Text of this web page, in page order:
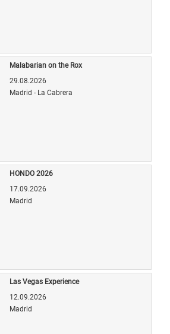
Malabarian on the Rox
29.08.2026
Madrid - La Cabrera
HONDO 2026
17.09.2026
Madrid
Las Vegas Experience
12.09.2026
Madrid